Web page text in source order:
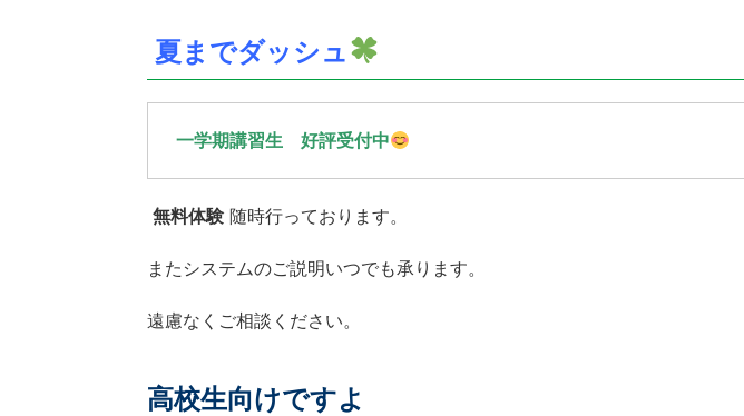
夏までダッシュ
一学期講習生 好評受付中
無料体験 随時行っております。
またシステムのご説明いつでも承ります。
遠慮なくご相談ください。
高校生向けですよ